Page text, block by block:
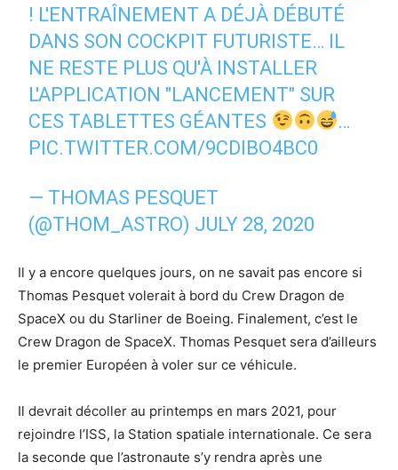
! L'ENTRAÎNEMENT A DÉJÀ DÉBUTÉ
DANS SON COCKPIT FUTURISTE… IL
NE RESTE PLUS QU'À INSTALLER
L'APPLICATION "LANCEMENT" SUR
CES TABLETTES GÉANTES
…
PIC.TWITTER.COM/9CDIBO4BC0
— THOMAS PESQUET
(@THOM_ASTRO) JULY 28, 2020
Il y a encore quelques jours, on ne savait pas encore si
Thomas Pesquet volerait à bord du Crew Dragon de
SpaceX ou du Starliner de Boeing. Finalement, c’est le
Crew Dragon de SpaceX. Thomas Pesquet sera d’ailleurs
le premier Européen à voler sur ce véhicule.
Il devrait décoller au printemps en mars 2021, pour
rejoindre l’ISS, la Station spatiale internationale. Ce sera
la seconde que l’astronaute s’y rendra après une